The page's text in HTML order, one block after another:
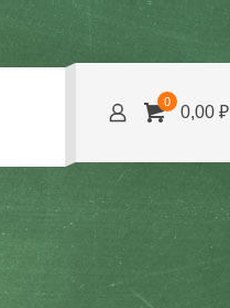
0
0,00 ₽